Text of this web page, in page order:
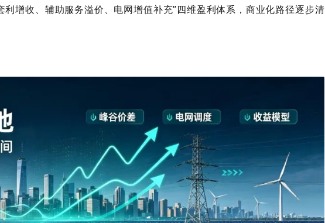
增收、辅助服务溢价、电网增值补充”四维盈利体系，商业化路径逐步清